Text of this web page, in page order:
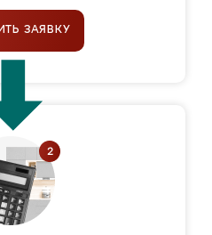
ЗАЯВКУ